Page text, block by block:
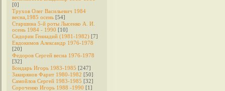
[0]
Трухов Олег Васильевич 1984
весна,1985 осень [54]
Старшина 5-й роты Лысенко А. И.
осень 1984 - 1990 [10]
Сидорин Геннадий (1981-1982) [7]
Евдокимов Александр 1976-1978
[20]
Федоров Cергей весна 1976-1978
[32]
Бондарь Игорь 1983-1985 [247]
Закирянов Фарит 1980-1982 [50]
Самойлов Сергей 1983-1985 [32]
Сороченко Игорь 1988 -1990 [1]